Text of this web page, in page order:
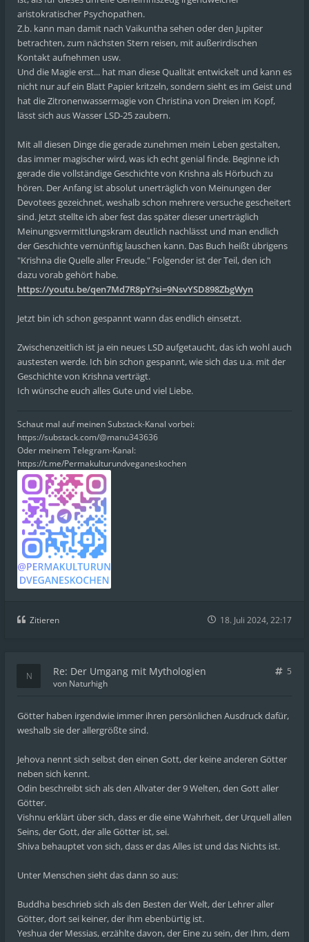
aristokratischer Psychopathen.
Z.b. kann man damit nach Vaikuntha sehen oder den Jupiter
betrachten, zum nächsten Stern reisen, mit außerirdischen
Kontakt aufnehmen usw.
Und die Magie erst... hat man diese Qualität entwickelt und kann es
nicht nur auf ein Blatt Papier kritzeln, sondern sieht es im Geist und
hat die Zitronenwassermagie von Christina von Dreien im Kopf,
lässt sich aus Wasser LSD-25 zaubern.
Mit all diesen Dinge die gerade zunehmen mein Leben gestalten,
das immer magischer wird, was ich echt genial finde. Beginne ich
gerade die vollständige Geschichte von Krishna als Hörbuch zu
hören. Der Anfang ist absolut unerträglich von Meinungen der
Devotees gezeichnet, weshalb schon mehrere versuche gescheitert
sind. Jetzt stellte ich aber fest das später dieser unerträglich
Meinungsvermittlungskram deutlich nachlässt und man endlich
der Geschichte vernünftig lauschen kann. Das Buch heißt übrigens
"Krishna die Quelle aller Freude." Folgender ist der Teil, den ich
dazu vorab gehört habe.
https://youtu.be/qen7Md7R8pY?si=9NsvYSD898ZbgWyn
Jetzt bin ich schon gespannt wann das endlich einsetzt.
Zwischenzeitlich ist ja ein neues LSD aufgetaucht, das ich wohl auch
austesten werde. Ich bin schon gespannt, wie sich das u.a. mit der
Geschichte von Krishna verträgt.
Ich wünsche euch alles Gute und viel Liebe.
Schaut mal auf meinen Substack-Kanal vorbei:
https://substack.com/@manu343636
Oder meinem Telegram-Kanal:
https://t.me/Permakulturundveganeskochen
Zitieren 18. Juli 2024, 22:17
Re: Der Umgang mit Mythologien
5
von Naturhigh
Götter haben irgendwie immer ihren persönlichen Ausdruck dafür,
weshalb sie der allergrößte sind.
Jehova nennt sich selbst den einen Gott, der keine anderen Götter
neben sich kennt.
Odin beschreibt sich als den Allvater der 9 Welten, den Gott aller
Götter.
Vishnu erklärt über sich, dass er die eine Wahrheit, der Urquell allen
Seins, der Gott, der alle Götter ist, sei.
Shiva behauptet von sich, dass er das Alles ist und das Nichts ist.
Unter Menschen sieht das dann so aus:
Buddha beschrieb sich als den Besten der Welt, der Lehrer aller
Götter, dort sei keiner, der ihm ebenbürtig ist.
Yeshua der Messias, erzählte davon, der Eine zu sein, der Ihm, dem